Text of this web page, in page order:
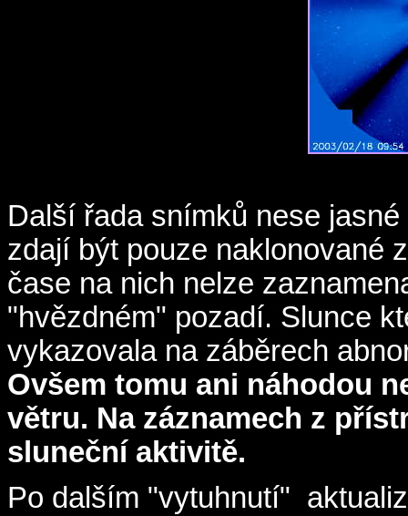
Další řada snímků nese
zdají být pouze naklonované
čase na nich nelze
"hvězdném" pozadí. Slunce
vykazovala na záběrech
Ovšem tomu ani náhodou
větru. Na záznamech z
sluneční aktivitě.
Po dalším "vytuhnutí"